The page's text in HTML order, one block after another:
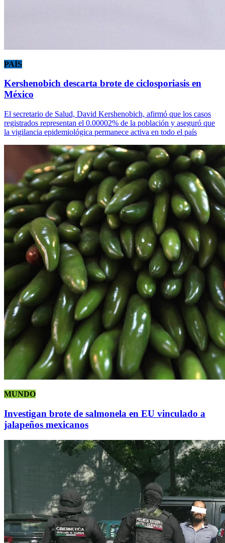
PAÍS
Kershenobich descarta brote de ciclosporiasis en
México
El secretario de Salud, David Kershenobich, afirmó que los casos
registrados representan el 0.00002% de la población y aseguró que
la vigilancia epidemiológica permanece activa en todo el país
MUNDO
Investigan brote de salmonela en EU vinculado a
jalapeños mexicanos